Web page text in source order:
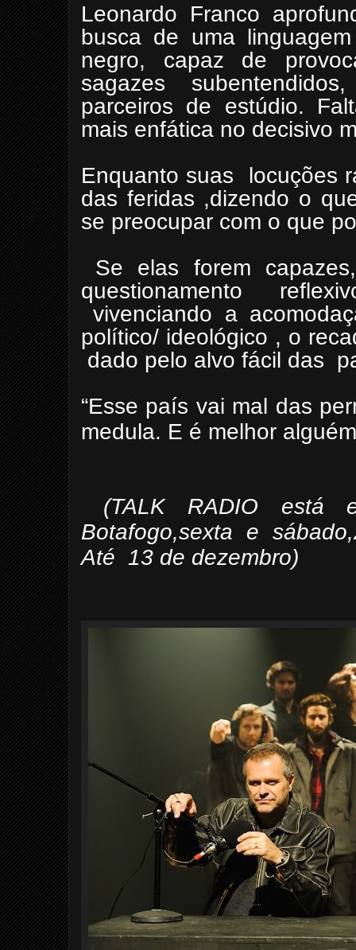
Leonardo Franco
busca de uma
negro, capaz de
sagazes
parceiros de estúdio.
mais enfática no decisivo
Enquanto suas locuções
das feridas ,dizendo o
se preocupar com o que
Se elas forem
questionamento
vivenciando a
político/ ideológico , o
dado pelo alvo fácil das
“Esse país vai mal das
medula. E é melhor
(TALK RADIO está
Botafogo,sexta e
Até 13 de dezembro)